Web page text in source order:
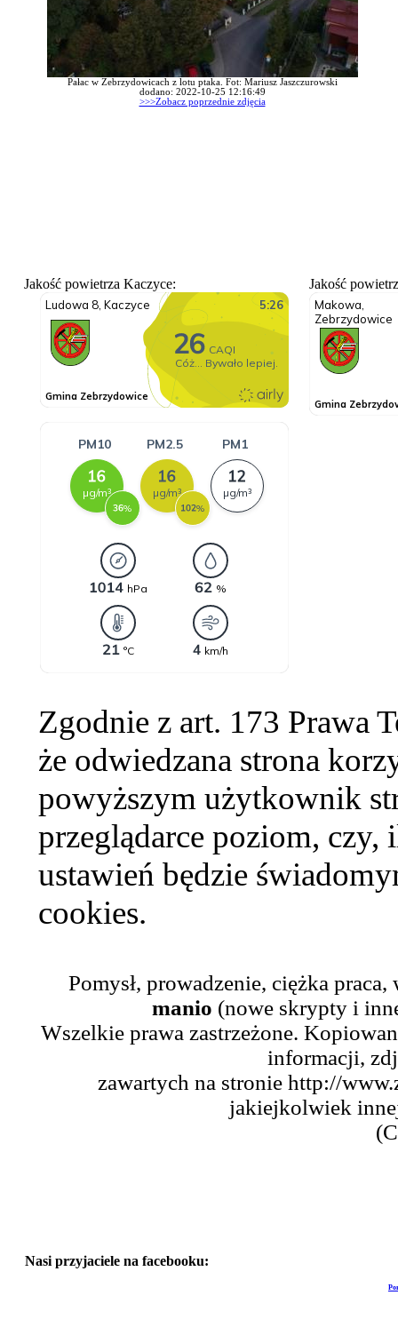
Pałac w Zebrzydowicach z lotu ptaka. Fot: Mariusz Jaszczurowski
dodano: 2022-10-25 12:16:49
>>>Zobacz poprzednie zdjęcia
Jakość powietrza Kaczyce: Jakość
Zgodnie z art. 173 Prawa
że odwiedzana strona
powyższym użytkownik
przeglądarce poziom,
ustawień będzie
cookies.
Pomysł, prowadzenie, ciężka
manio (nowe skrypty i
Wszelkie prawa zastrzeżone.
informacji,
zawartych na stronie http://
jakiejkolwiek
Nasi przyjaciele na facebooku: